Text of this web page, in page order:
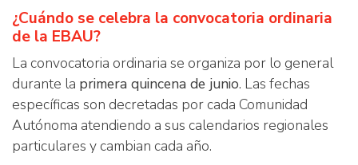
¿Cuándo se celebra la convocatoria ordinaria
de la EBAU?
La convocatoria ordinaria se organiza por lo general
durante la primera quincena de junio. Las fechas
específicas son decretadas por cada Comunidad
Autónoma atendiendo a sus calendarios regionales
particulares y cambian cada año.